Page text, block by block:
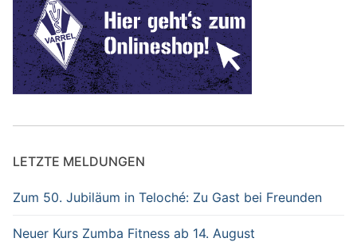
LETZTE MELDUNGEN
Zum 50. Jubiläum in Teloché: Zu Gast bei Freunden
Neuer Kurs Zumba Fitness ab 14. August